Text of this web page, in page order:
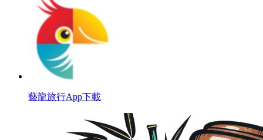
藝龍旅行App下載